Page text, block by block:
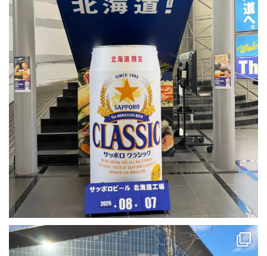
51 0
⚾️エスコンツアー②⚾️
．
昨日のpostの続きです✋...